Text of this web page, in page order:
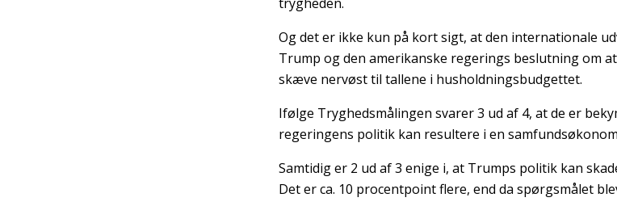
Og det er ikke kun på kort sigt, at den internationale
Trump og den amerikanske regerings beslutning om
skæve nervøst til tallene i husholdningsbudgettet.
Ifølge Tryghedsmålingen svarer 3 ud af 4, at de er
regeringens politik kan resultere i en
Samtidig er 2 ud af 3 enige i, at Trumps politik kan
Det er ca. 10 procentpoint flere, end da spørgsmålet